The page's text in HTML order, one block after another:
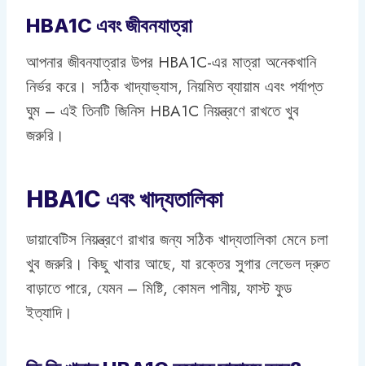
HBA1C এবং জীবনযাত্রা
আপনার জীবনযাত্রার উপর HBA1C-এর মাত্রা অনেকখানি
নির্ভর করে। সঠিক খাদ্যাভ্যাস, নিয়মিত ব্যায়াম এবং পর্যাপ্ত
ঘুম – এই তিনটি জিনিস HBA1C নিয়ন্ত্রণে রাখতে খুব
জরুরি।
HBA1C এবং খাদ্যতালিকা
ডায়াবেটিস নিয়ন্ত্রণে রাখার জন্য সঠিক খাদ্যতালিকা মেনে চলা
খুব জরুরি। কিছু খাবার আছে, যা রক্তের সুগার লেভেল দ্রুত
বাড়াতে পারে, যেমন – মিষ্টি, কোমল পানীয়, ফাস্ট ফুড
ইত্যাদি।